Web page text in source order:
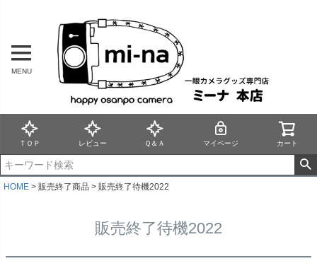
MENU
ＴＯＰ レビュー Ｑ＆Ａ マイページ カート
HOME 販売終了商品 販売終了待機2022
販売終了待機2022